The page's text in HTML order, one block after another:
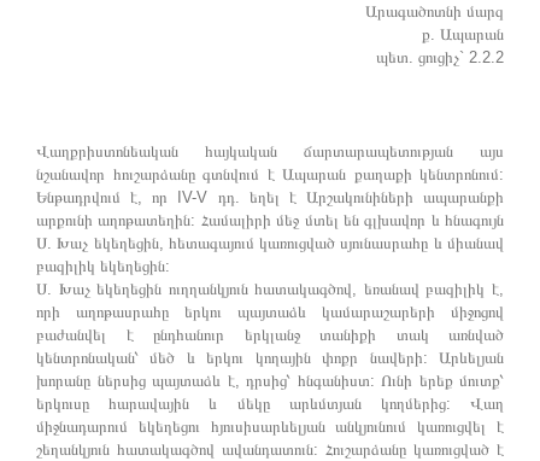
Արագածոտնի մարզ
ք. Ապարան
պետ. ցուցիչ` 2.2.2
Վաղքրիստոնեական հայկական ճարտարապետության այս
նշանավոր հուշարձանը գտնվում է Ապարան քաղաքի կենտրոնում:
Ենթադրվում է, որ IV-V դդ. եղել է Արշակունիների ապարանքի
արքունի աղոթատեղին: Համալիրի մեջ մտել են գլխավոր և հնագույն
Ս. Խաչ եկեղեցին, հետագայում կառուցված սյունասրահը և միանավ
բազիլիկ եկեղեցին:
Ս. Խաչ եկեղեցին ուղղանկյուն հատակագծով, եռանավ բազիլիկ է,
որի աղոթասրահը երկու պայտաձև կամարաշարերի միջոցով
բաժանվել է ընդհանուր երկլանջ տանիքի տակ առնված
կենտրոնական՝ մեծ և երկու կողային փոքր նավերի: Արևելյան
խորանը ներսից պայտաձև է, դրսից՝ հնգանիստ: Ունի երեք մուտք՝
երկուսը հարավային և մեկը արևմտյան կողմերից: Վաղ
միջնադարում եկեղեցու հյուսիսարևելյան անկյունում կառուցվել է
շեղանկյուն հատակագծով ավանդատուն: Հուշարձանը կառուցված է